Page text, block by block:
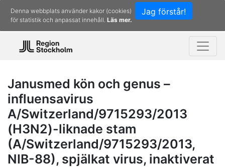
Jag förstår!
Denna webbplats använder kakor (cookies)
för statistik och anpassat innehåll. Läs mer.
Janusmed kön och genus –
influensavirus
A/Switzerland/9715293/2013
(H3N2)-liknade stam
(A/Switzerland/9715293/2013,
NIB-88), spjälkat virus, inaktiverat